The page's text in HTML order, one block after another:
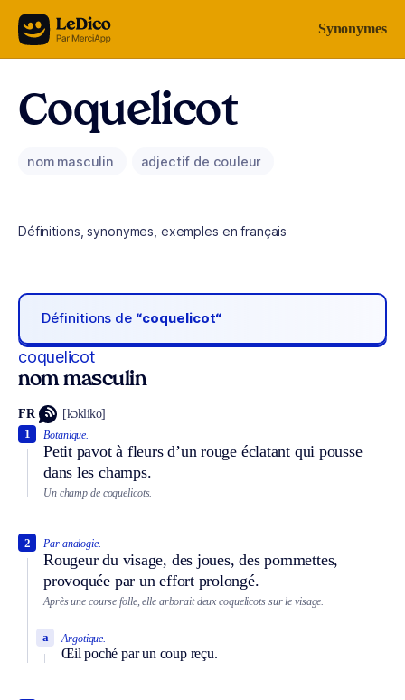
Aller au contenu Synonymes
Coquelicot
nom masculin adjectif de couleur
Définitions, synonymes, exemples en français
Définitions de “coquelicot“
coquelicot
nom masculin
FR [kɔkliko]
Botanique.
Petit pavot à fleurs d’un rouge éclatant qui pousse
dans les champs.
1
Un champ de coquelicots.
Par analogie.
Rougeur du visage, des joues, des pommettes,
provoquée par un effort prolongé.
2
Après une course folle, elle arborait deux coquelicots sur le visage.
Argotique.
Œil poché par un coup reçu.
a